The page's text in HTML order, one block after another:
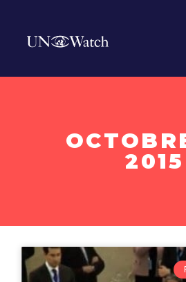
2015